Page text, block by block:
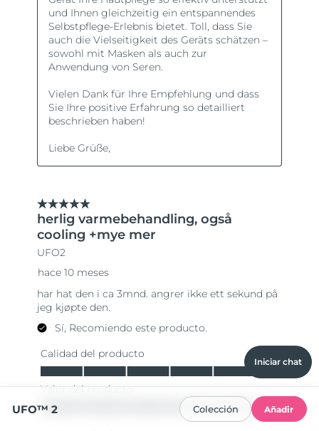
Iniciar chat
UFO™ 2 Colección Añadir